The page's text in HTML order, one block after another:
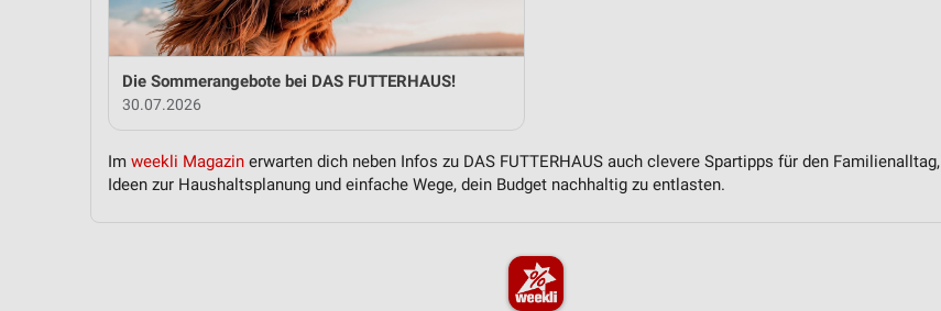
Die Sommerangebote bei DAS FUTTERHAUS!
30.07.2026
Im weekli Magazin erwarten dich neben Infos zu DAS FUTTERHAUS auch clevere Spartipps für den Familienalltag,
Ideen zur Haushaltsplanung und einfache Wege, dein Budget nachhaltig zu entlasten.